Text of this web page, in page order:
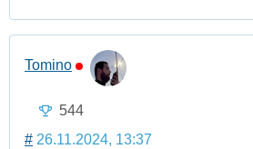
Tomino
544
# 26.11.2024, 13:37